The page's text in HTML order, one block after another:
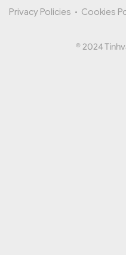
Privacy Policies • Cookies
© 2024